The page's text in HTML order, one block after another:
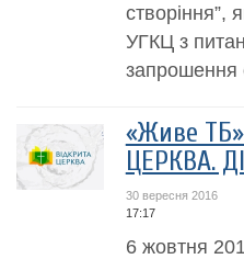
створіння”,
УГКЦ з
запрошення
«Живе
ЦЕРКВА.
30 вересня 2016
17:17
6 жовтня